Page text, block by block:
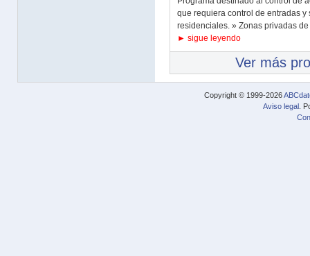
que requiera control de entradas
residenciales. » Zonas privadas
► sigue leyendo
Ver más
Copyright © 1999-2026
Aviso legal .